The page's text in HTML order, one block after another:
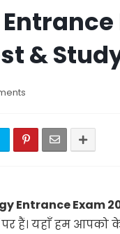
&
Entrance Exam
हैं। यहाँ हम आपको